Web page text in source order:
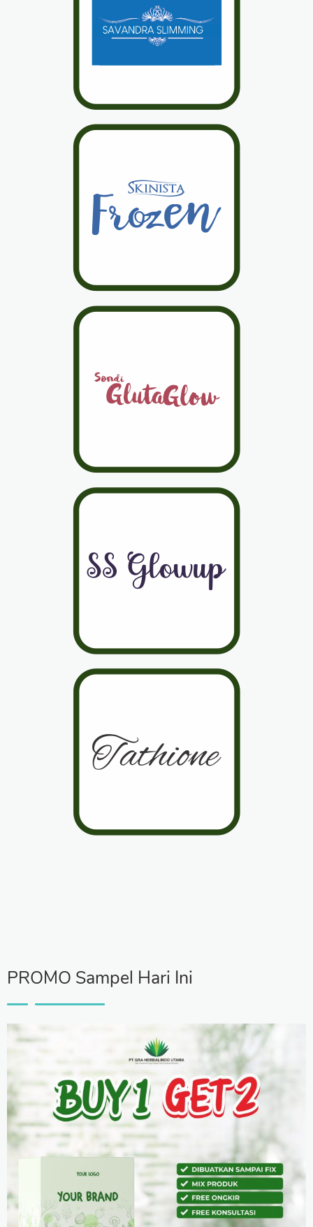
PROMO Sampel Hari Ini